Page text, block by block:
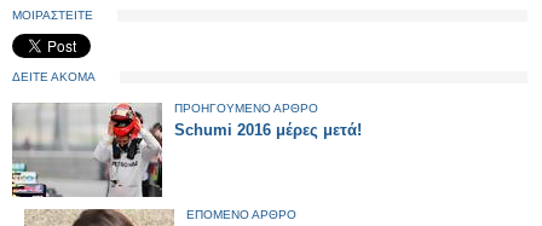
ΜΟΙΡΑΣΤΕΙΤΕ
ΔΕΙΤΕ ΑΚΟΜΑ
ΠΡΟΗΓΟΥΜΕΝΟ ΑΡΘΡΟ
Schumi 2016 μέρες μετά!
ΕΠΟΜΕΝΟ ΑΡΘΡΟ